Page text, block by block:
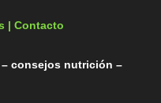
| Contacto
consejos nutrición –